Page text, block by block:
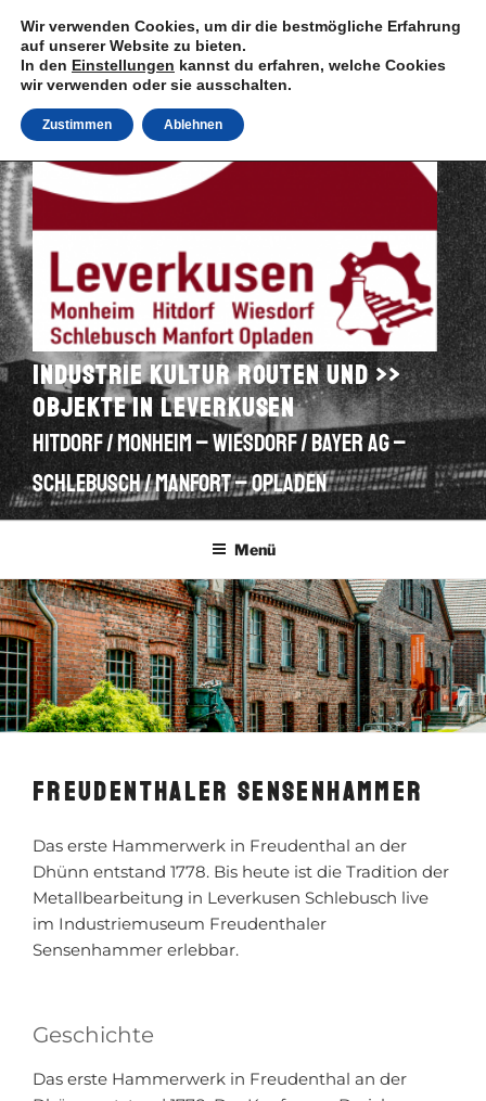
Inhalt
springen
Industrie Kultur Routen und >>
Objekte in Leverkusen
Hitdorf / Monheim – Wiesdorf / Bayer AG –
Schlebusch / Manfort – Opladen
Menü
FREUDENTHALER SENSENHAMMER
Das erste Hammerwerk in Freudenthal an der
Dhünn entstand 1778. Bis heute ist die Tradition der
Metallbearbeitung in Leverkusen Schlebusch live
im Industriemuseum Freudenthaler
Sensenhammer erlebbar.
Geschichte
Das erste Hammerwerk in Freudenthal an der
Wir verwenden Cookies, um dir die bestmögliche Erfahrung
auf unserer Website zu bieten.
In den Einstellungen kannst du erfahren, welche Cookies
wir verwenden oder sie ausschalten.
Zustimmen Ablehnen